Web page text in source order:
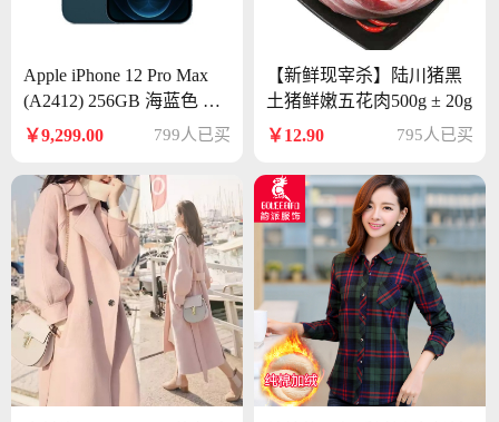
Apple iPhone 12 Pro Max
(A2412) 256GB 海蓝色 支
持移动联通电信5G 双卡双
￥9,299.00 799人已买
【新鲜现宰杀】陆川猪黑
土猪鲜嫩五花肉500g ± 20g
￥12.90
795人已买